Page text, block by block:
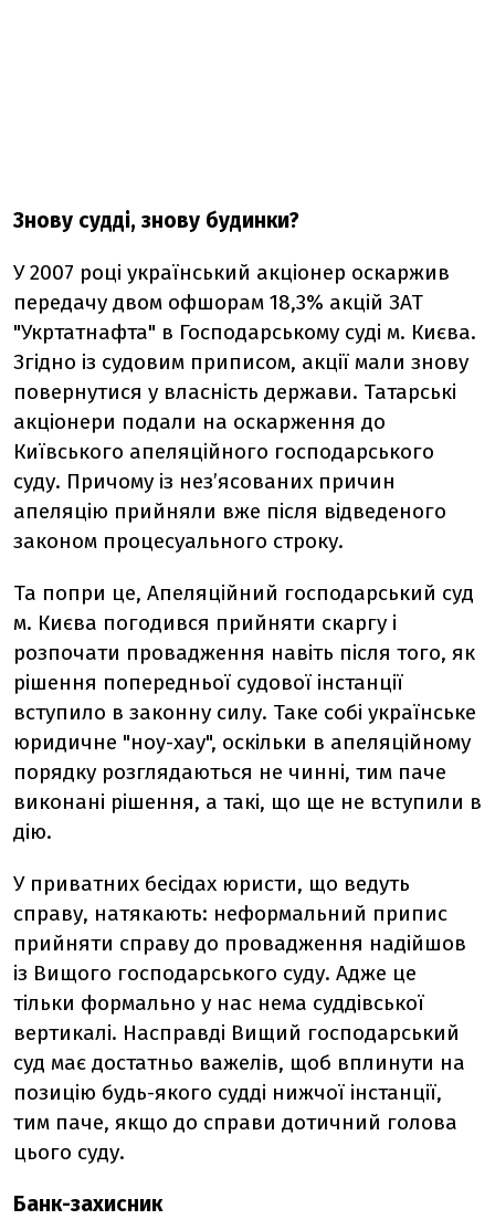
Знову судді, знову будинки?
У 2007 році український акціонер оскаржив
передачу двом офшорам 18,3% акцій ЗАТ
"Укртатнафта" в Господарському суді м. Києва.
Згідно із судовим приписом, акції мали знову
повернутися у власність держави. Татарські
акціонери подали на оскарження до
Київського апеляційного господарського
суду. Причому із нез’ясованих причин
апеляцію прийняли вже після відведеного
законом процесуального строку.
Та попри це, Апеляційний господарський суд
м. Києва погодився прийняти скаргу і
розпочати провадження навіть після того, як
рішення попередньої судової інстанції
вступило в законну силу. Таке собі українське
юридичне "ноу-хау", оскільки в апеляційному
порядку розглядаються не чинні, тим паче
виконані рішення, а такі, що ще не вступили в
дію.
У приватних бесідах юристи, що ведуть
справу, натякають: неформальний припис
прийняти справу до провадження надійшов
із Вищого господарського суду. Адже це
тільки формально у нас нема суддівської
вертикалі. Насправді Вищий господарський
суд має достатньо важелів, щоб вплинути на
позицію будь-якого судді нижчої інстанції,
тим паче, якщо до справи дотичний голова
цього суду.
Банк-захисник